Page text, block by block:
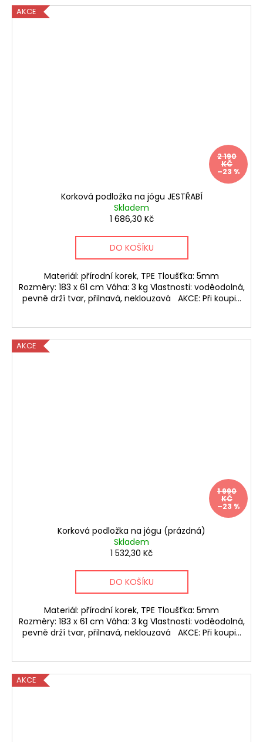
AKCE
2 190
KČ
–23 %
Korková podložka na jógu JESTŘABÍ
Skladem
1 686,30 Kč
DO KOŠÍKU
Materiál: přírodní korek, TPE Tloušťka: 5mm
Rozměry: 183 x 61 cm Váha: 3 kg Vlastnosti: voděodolná,
pevně drží tvar, přilnavá, neklouzavá AKCE: Při koupi...
AKCE
1 990
KČ
–23 %
Korková podložka na jógu (prázdná)
Skladem
1 532,30 Kč
DO KOŠÍKU
Materiál: přírodní korek, TPE Tloušťka: 5mm
Rozměry: 183 x 61 cm Váha: 3 kg Vlastnosti: voděodolná,
pevně drží tvar, přilnavá, neklouzavá AKCE: Při koupi...
AKCE